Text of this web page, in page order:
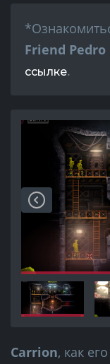
Friend Pedro
ссылке.
Carrion, как